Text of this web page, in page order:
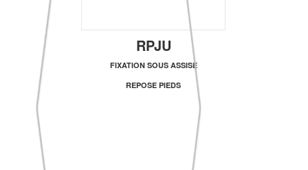
RPJU
FIXATION SOUS ASSISE
REPOSE PIEDS